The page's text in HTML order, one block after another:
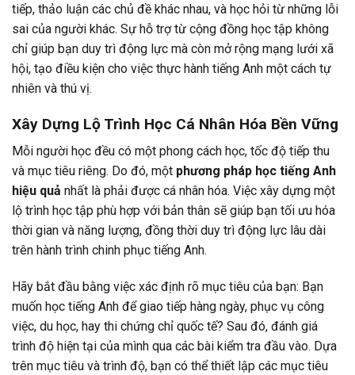
tiếp, thảo luận các chủ đề khác nhau, và học hỏi từ những lỗi
sai của người khác. Sự hỗ trợ từ cộng đồng học tập không
chỉ giúp bạn duy trì động lực mà còn mở rộng mạng lưới xã
hội, tạo điều kiện cho việc thực hành tiếng Anh một cách tự
nhiên và thú vị.
Xây Dựng Lộ Trình Học Cá Nhân Hóa Bền Vững
Mỗi người học đều có một phong cách học, tốc độ tiếp thu
và mục tiêu riêng. Do đó, một phương pháp học tiếng Anh
hiệu quả nhất là phải được cá nhân hóa. Việc xây dựng một
lộ trình học tập phù hợp với bản thân sẽ giúp bạn tối ưu hóa
thời gian và năng lượng, đồng thời duy trì động lực lâu dài
trên hành trình chinh phục tiếng Anh.
Hãy bắt đầu bằng việc xác định rõ mục tiêu của bạn: Bạn
muốn học tiếng Anh để giao tiếp hàng ngày, phục vụ công
việc, du học, hay thi chứng chỉ quốc tế? Sau đó, đánh giá
trình độ hiện tại của mình qua các bài kiểm tra đầu vào. Dựa
trên mục tiêu và trình độ, bạn có thể thiết lập các mục tiêu